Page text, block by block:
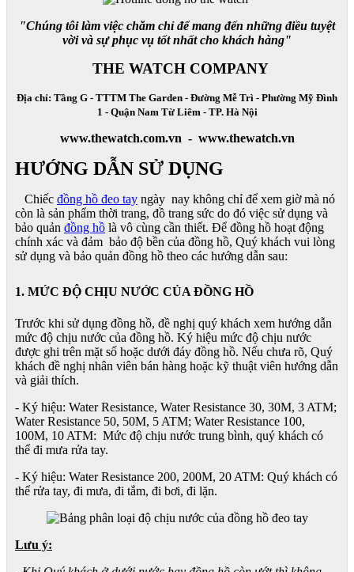
"Chúng tôi làm việc chăm chỉ để mang đến những điều tuyệt
vời và sự phục vụ tốt nhất cho khách hàng"
THE WATCH COMPANY
Địa chỉ: Tầng G - TTTM The Garden - Đường Mễ Trì - Phường Mỹ Đình
1 - Quận Nam Từ Liêm - TP. Hà Nội
www.thewatch.com.vn - www.thewatch.vn
HƯỚNG DẪN SỬ DỤNG
Chiếc đồng hồ đeo tay ngày nay không chỉ để xem giờ mà nó
còn là sản phẩm thời trang, đồ trang sức do đó việc sử dụng và
bảo quản đồng hồ là vô cùng cần thiết. Để đồng hồ hoạt động
chính xác và đảm bảo độ bền của đồng hồ, Quý khách vui lòng
sử dụng và bảo quản đồng hồ theo các hướng dẫn sau:
1. MỨC ĐỘ CHỊU NƯỚC CỦA ĐỒNG HỒ
Trước khi sử dụng đồng hồ, đề nghị quý khách xem hướng dẫn
mức độ chịu nước của đồng hồ. Ký hiệu mức độ chịu nước
được ghi trên mặt số hoặc dưới đáy đồng hồ. Nếu chưa rõ, Quý
khách đề nghị nhân viên bán hàng hoặc kỹ thuật viên hướng dẫn
và giải thích.
- Ký hiệu: Water Resistance, Water Resistance 30, 30M, 3 ATM;
Water Resistance 50, 50M, 5 ATM; Water Resistance 100,
100M, 10 ATM: Mức độ chịu nước trung bình, quý khách có
thể đi mưa rửa tay.
- Ký hiệu: Water Resistance 200, 200M, 20 ATM: Quý khách có
thể rửa tay, đi mưa, đi tắm, đi bơi, đi lặn.
Lưu ý: